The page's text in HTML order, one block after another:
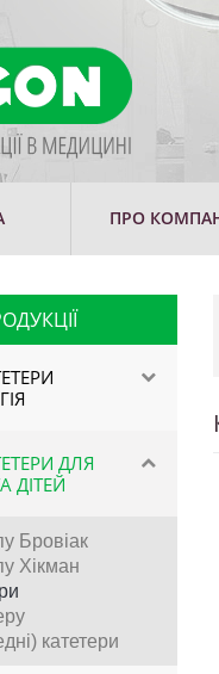
ПРО
ДЛЯ
ДІТЕЙ
Бровіак
Хікман
катетери